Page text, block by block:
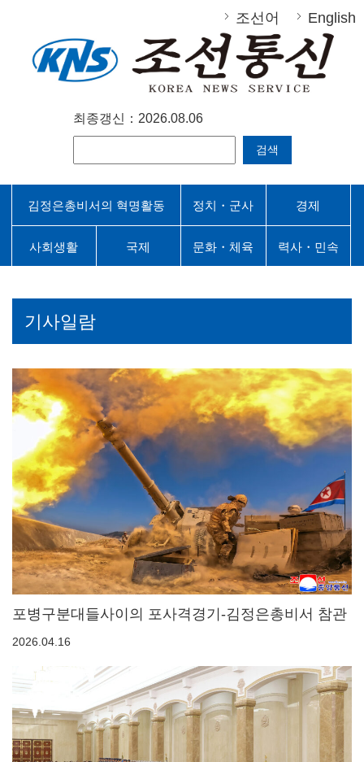
조선어 English
최종갱신：2026.08.06
검색
김정은총비서의 혁명활동 정치・군사 경제
사회생활 국제 문화・체육 력사・민속
기사일람
포병구분대들사이의 포사격경기-김정은총비서 참관
2026.04.16